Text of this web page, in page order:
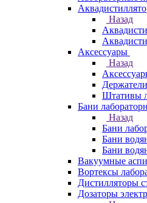
Назад
Аксессуары
Назад
Держатели
Штативы
Бани
Назад
Бани
Бани
Бани
Вакуумные
Вортексы
Дистилляторы
Дозаторы